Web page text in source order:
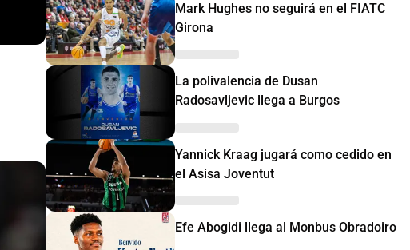
Mark Hughes no seguirá en el FIATC
Girona
La polivalencia de Dusan
Radosavljevic llega a Burgos
Yannick Kraag jugará como cedido en
el Asisa Joventut
Efe Abogidi llega al Monbus Obradoiro